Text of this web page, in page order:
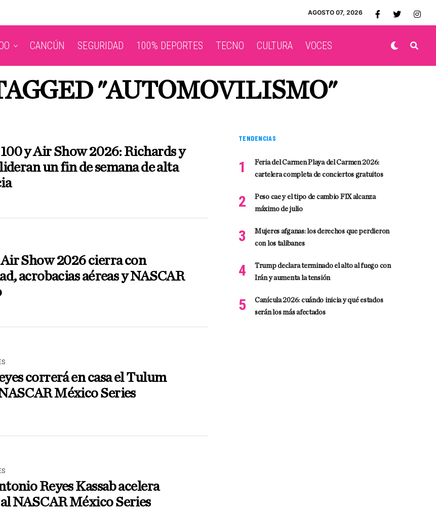
AGOSTO 07, 2026
CANCÚN SEGURIDAD 100% DEPORTES TECNO CULTURA VOCES
"AUTOMOVILISMO"
y Air Show 2026: Richards y
un fin de semana de alta
Show 2026 cierra con
acrobacias aéreas y NASCAR
correrá en casa el Tulum
México Series
Reyes Kassab acelera
NASCAR México Series
TENDENCIAS
Feria del Carmen Playa del Carmen 2026:
cartelera completa de conciertos gratuitos
Peso cae y el tipo de cambio FIX alcanza
máximo de julio
Mujeres afganas: los derechos que perdieron
con los talibanes
Trump declara terminado el alto al fuego con
Irán y aumenta la tensión
Canícula 2026: cuándo inicia y qué estados
serán los más afectados